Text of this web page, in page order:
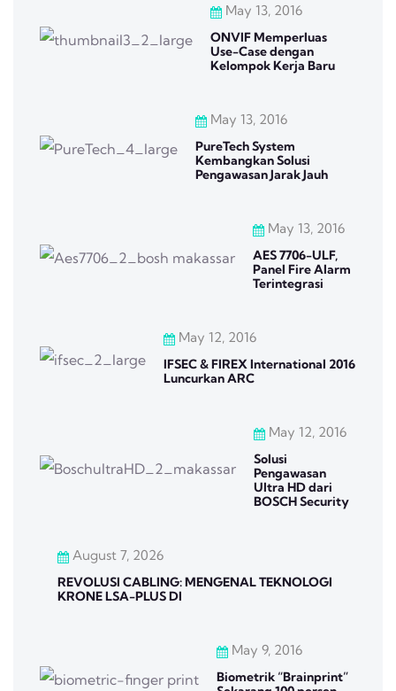
May 13, 2016
ONVIF Memperluas
Use-Case dengan
Kelompok Kerja Baru
May 13, 2016
PureTech System
Kembangkan Solusi
Pengawasan Jarak Jauh
May 13, 2016
AES 7706-ULF,
Panel Fire Alarm
Terintegrasi
May 12, 2016
IFSEC & FIREX International 2016
Luncurkan ARC
May 12, 2016
Solusi
Pengawasan
Ultra HD dari
BOSCH Security
August 7, 2026
REVOLUSI CABLING: MENGENAL TEKNOLOGI
KRONE LSA-PLUS DI
May 9, 2016
Biometrik “Brainprint”